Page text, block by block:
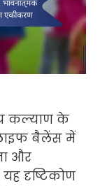
कल्याण के
बैलेंस में
और
दृष्टिकोण